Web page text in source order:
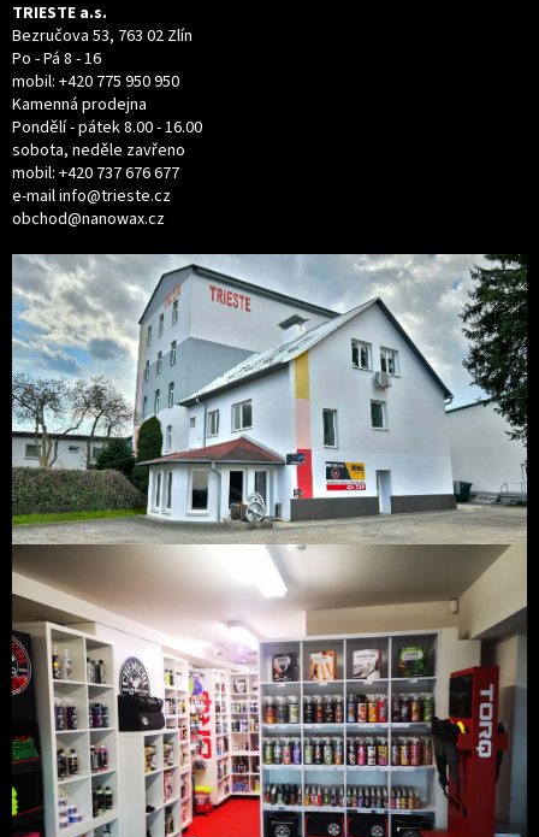
TRIESTE a.s.
Bezručova 53, 763 02 Zlín
Po - Pá 8 - 16
mobil: +420 775 950 950
Kamenná prodejna
Pondělí - pátek 8.00 - 16.00
sobota, neděle zavřeno
mobil: +420 737 676 677
e-mailinfo@trieste.cz
obchod@nanowax.cz